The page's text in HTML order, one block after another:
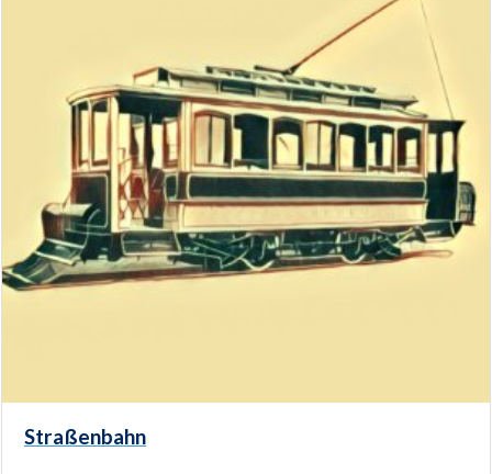
Straßenbahn